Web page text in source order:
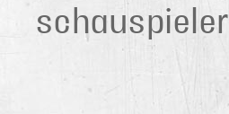
schauspieler